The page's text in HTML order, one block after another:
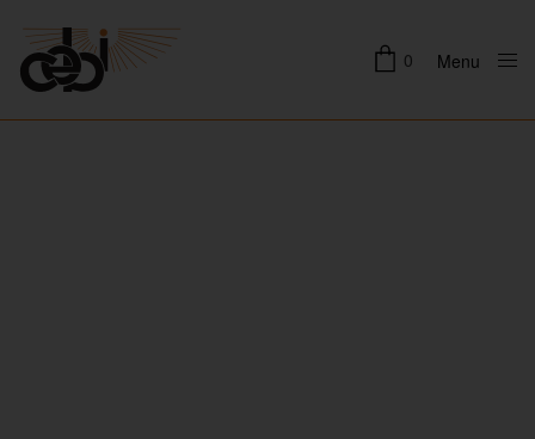
0 Menu